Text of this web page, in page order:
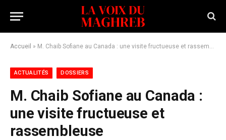
Accueil » M. Chaib Sofiane au Canada : une visite fructueuse et rassembleuse
ACTUALITÉS DOSSIERS
M. Chaib Sofiane au Canada :
une visite fructueuse et
rassembleuse